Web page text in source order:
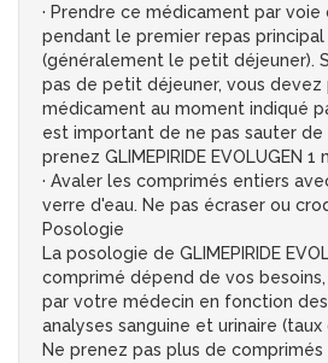
· Prendre ce médicament par
pendant le premier repas
(généralement le petit déjeuner).
pas de petit déjeuner, vous devez
médicament au moment indiqué
est important de ne pas sauter de
prenez GLIMEPIRIDE EVOLUGEN
· Avaler les comprimés entiers
verre d'eau. Ne pas écraser ou
Posologie
La posologie de GLIMEPIRIDE
comprimé dépend de vos
par votre médecin en fonction
analyses sanguine et urinaire (taux
Ne prenez pas plus de